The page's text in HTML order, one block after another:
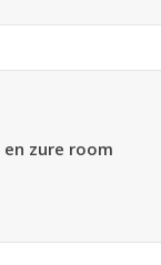
zure room